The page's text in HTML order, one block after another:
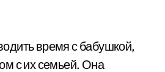
время с бабушкой,
с их семьей. Она